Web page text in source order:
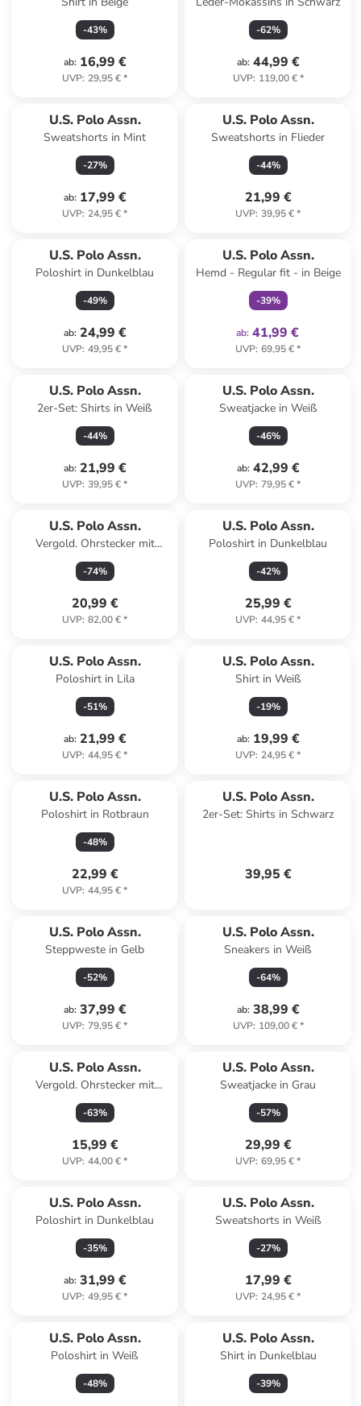
-43%
ab: 16,99 €
UVP: 29,95 €*
-62%
ab: 44,99 €
UVP: 119,00 €*
U.S. Polo Assn.
Sweatshorts in Mint
-27%
ab: 17,99 €
UVP: 24,95 €*
U.S. Polo Assn.
Sweatshorts in Flieder
-44%
21,99 €
UVP: 39,95 €*
U.S. Polo Assn.
Poloshirt in Dunkelblau
-49%
ab: 24,99 €
UVP: 49,95 €*
U.S. Polo Assn.
Hemd - Regular fit - in Beige
-39%
ab: 41,99 €
UVP: 69,95 €*
U.S. Polo Assn.
2er-Set: Shirts in Weiß
-44%
ab: 21,99 €
UVP: 39,95 €*
U.S. Polo Assn.
Sweatjacke in Weiß
-46%
ab: 42,99 €
UVP: 79,95 €*
U.S. Polo Assn.
Vergold. Ohrstecker mit
Kristallen
-74%
20,99 €
UVP: 82,00 €*
U.S. Polo Assn.
Poloshirt in Dunkelblau
-42%
25,99 €
UVP: 44,95 €*
U.S. Polo Assn.
Poloshirt in Lila
-51%
ab: 21,99 €
UVP: 44,95 €*
U.S. Polo Assn.
Shirt in Weiß
-19%
ab: 19,99 €
UVP: 24,95 €*
U.S. Polo Assn.
Poloshirt in Rotbraun
-48%
22,99 €
UVP: 44,95 €*
U.S. Polo Assn.
2er-Set: Shirts in Schwarz
39,95 €
U.S. Polo Assn.
Steppweste in Gelb
-52%
ab: 37,99 €
UVP: 79,95 €*
U.S. Polo Assn.
Sneakers in Weiß
-64%
ab: 38,99 €
UVP: 109,00 €*
U.S. Polo Assn.
Vergold. Ohrstecker mit
Kristallen
-63%
15,99 €
UVP: 44,00 €*
U.S. Polo Assn.
Sweatjacke in Grau
-57%
29,99 €
UVP: 69,95 €*
U.S. Polo Assn.
Poloshirt in Dunkelblau
-35%
ab: 31,99 €
UVP: 49,95 €*
U.S. Polo Assn.
Sweatshorts in Weiß
-27%
17,99 €
UVP: 24,95 €*
U.S. Polo Assn.
Poloshirt in Weiß
-48%
U.S. Polo Assn.
Shirt in Dunkelblau
-39%